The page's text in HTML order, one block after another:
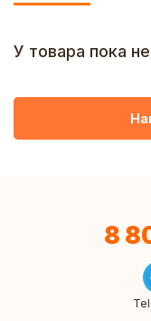
У товара пока
8